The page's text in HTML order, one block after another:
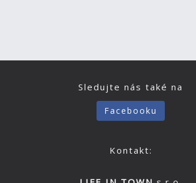
Sledujte nás také na
Facebooku
Kontakt: